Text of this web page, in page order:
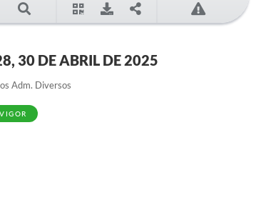
30 DE ABRIL DE 2025
Adm. Diversos